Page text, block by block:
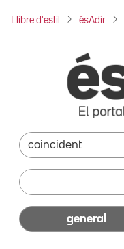
Llibre d'estil ésAdir
general